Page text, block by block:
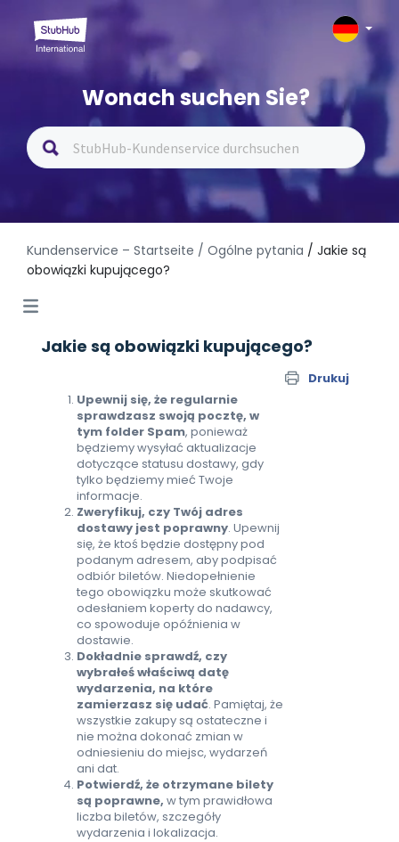
Wonach suchen Sie?
Kundenservice – Startseite / Ogólne pytania / Jakie są
obowiązki kupującego?
Jakie są obowiązki kupującego?
Drukuj
Upewnij się, że regularnie
sprawdzasz swoją pocztę, w
tym folder Spam, ponieważ
będziemy wysyłać aktualizacje
dotyczące statusu dostawy, gdy
tylko będziemy mieć Twoje
informacje.
Zweryfikuj, czy Twój adres
dostawy jest poprawny. Upewnij
się, że ktoś będzie dostępny pod
podanym adresem, aby podpisać
odbiór biletów. Niedopełnienie
tego obowiązku może skutkować
odesłaniem koperty do nadawcy,
co spowoduje opóźnienia w
dostawie.
Dokładnie sprawdź, czy
wybrałeś właściwą datę
wydarzenia, na które
zamierzasz się udać. Pamiętaj, że
wszystkie zakupy są ostateczne i
nie można dokonać zmian w
odniesieniu do miejsc, wydarzeń
ani dat.
Potwierdź, że otrzymane bilety
są poprawne, w tym prawidłowa
liczba biletów, szczegóły
wydarzenia i lokalizacja.